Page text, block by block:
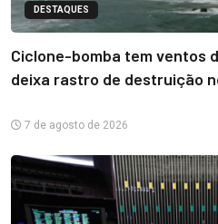
DESTAQUES
Ciclone-bomba tem ventos
deixa rastro de destruição
7 de agosto de 2026